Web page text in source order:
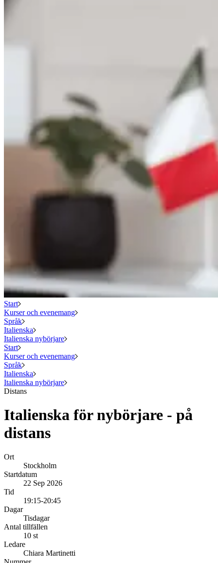
Start
Kurser och evenemang
Språk
Italienska
Italienska nybörjare
Start
Kurser och evenemang
Språk
Italienska
Italienska nybörjare
Distans
Italienska för nybörjare - på
distans
Ort
Stockholm
Startdatum
22 Sep 2026
Tid
19:15-20:45
Dagar
Tisdagar
Antal tillfällen
10 st
Ledare
Chiara Martinetti